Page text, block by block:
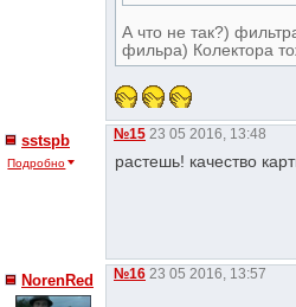
А что не так?)
фильра) Колектора
sstspb
Подробно
№15 23 05 2016, 13:48
растешь! качество
NorenRed №16 23 05 2016, 13:57